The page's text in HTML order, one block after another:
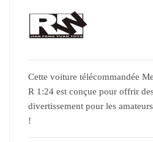
Cette voiture télécommandée
R 1:24 est conçue pour offrir
divertissement pour les
!